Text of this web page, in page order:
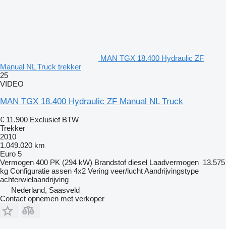
MAN TGX 18.400 Hydraulic ZF
Manual NL Truck trekker
25
VIDEO
MAN TGX 18.400 Hydraulic ZF Manual NL Truck
€ 11.900 Exclusief BTW
Trekker
2010
1.049.020 km
Euro 5
Vermogen 400 PK (294 kW) Brandstof diesel Laadvermogen 13.575
kg Configuratie assen 4x2 Vering veer/luchtAandrijvingstype
achterwielaandrijving
Nederland, Saasveld
Contact opnemen met verkoper